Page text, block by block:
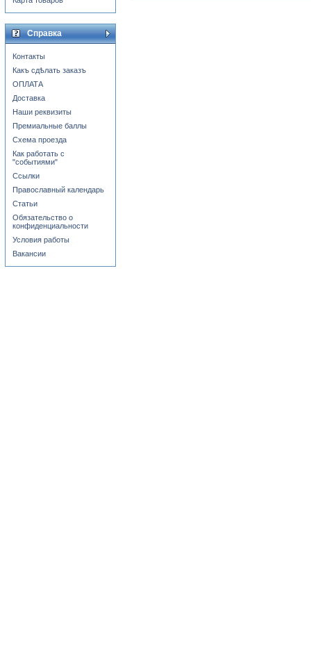
Справка
Контакты
Какъ сдѣлать заказъ
ОПЛАТА
Доставка
Наши реквизиты
Премиальные баллы
Схема проезда
Как работать с
"событиями"
Ссылки
Православный календарь
Статьи
Обязательство о
конфиденциальности
Условия работы
Вакансии